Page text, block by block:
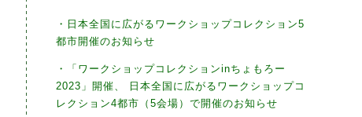
・日本全国に広がるワークショップコレクション5
都市開催のお知らせ
・「ワークショップコレクションinちょもろー
2023」開催、 日本全国に広がるワークショップコ
レクション4都市（5会場）で開催のお知らせ